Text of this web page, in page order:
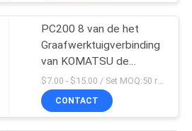
PC200 8 van de het
Graafwerktuigverbinding
van KOMATSU de
Uitrustings Regelbare
Cilinder
CONTACT